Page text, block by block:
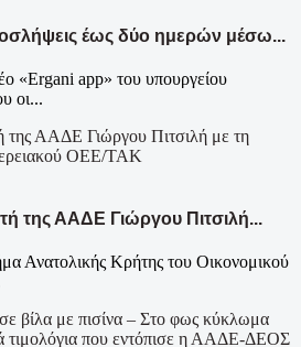
έως δύο ημερών μέσω...
«Ergani app» του υπουργείου
οι...
της ΑΑΔΕ Γιώργου Πιτσιλή...
Ανατολικής Κρήτης του Οικονομικού